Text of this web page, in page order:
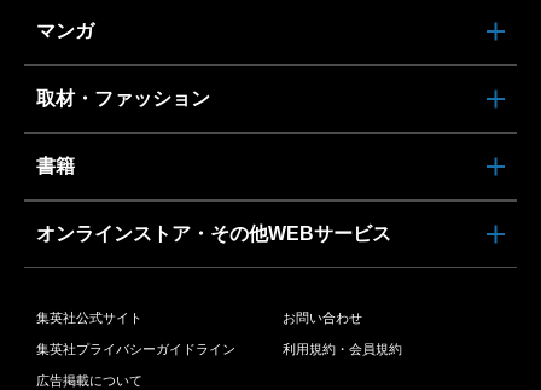
マンガ
取材・ファッション
書籍
オンラインストア・その他WEBサービス
集英社公式サイト お問い合わせ
集英社プライバシーガイドライン 利用規約・会員規約
広告掲載について